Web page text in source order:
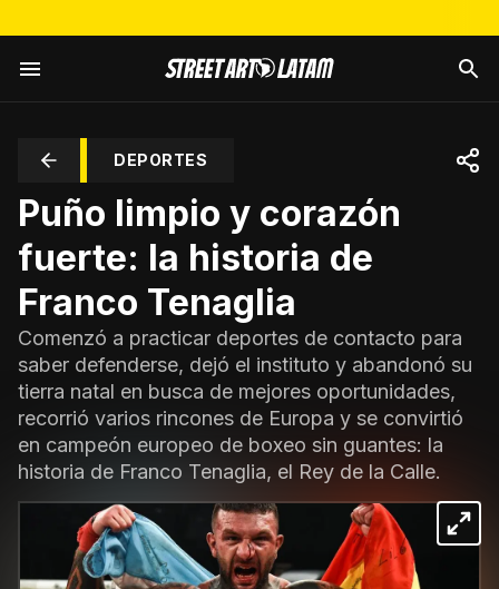
DEPORTES
Puño limpio y corazón
fuerte: la historia de
Franco Tenaglia
Comenzó a practicar deportes de contacto para
saber defenderse, dejó el instituto y abandonó su
tierra natal en busca de mejores oportunidades,
recorrió varios rincones de Europa y se convirtió
en campeón europeo de boxeo sin guantes: la
historia de Franco Tenaglia, el Rey de la Calle.